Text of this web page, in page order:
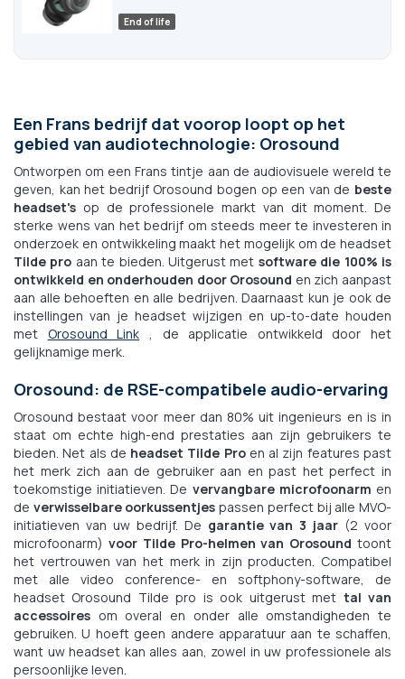
End of life
Een Frans bedrijf dat voorop loopt op het
gebied van audiotechnologie: Orosound
Ontworpen om een Frans tintje aan de audiovisuele wereld te
geven, kan het bedrijf Orosound bogen op een van de beste
headset's op de professionele markt van dit moment. De
sterke wens van het bedrijf om steeds meer te investeren in
onderzoek en ontwikkeling maakt het mogelijk om de headset
Tilde pro aan te bieden. Uitgerust met software die 100% is
ontwikkeld en onderhouden door Orosound en zich aanpast
aan alle behoeften en alle bedrijven. Daarnaast kun je ook de
instellingen van je headset wijzigen en up-to-date houden
met Orosound Link , de applicatie ontwikkeld door het
gelijknamige merk.
Orosound: de RSE-compatibele audio-ervaring
Orosound bestaat voor meer dan 80% uit ingenieurs en is in
staat om echte high-end prestaties aan zijn gebruikers te
bieden. Net als de headset Tilde Proen al zijn features past
het merk zich aan de gebruiker aan en past het perfect in
toekomstige initiatieven. De vervangbare microfoonarm en
de verwisselbare oorkussentjes passen perfect bij alle MVO-
initiatieven van uw bedrijf. De garantie van 3 jaar (2 voor
microfoonarm) voor Tilde Pro-helmen van Orosound toont
het vertrouwen van het merk in zijn producten. Compatibel
met alle video conference- en softphony-software, de
headset Orosound Tilde pro is ook uitgerust met tal van
accessoires om overal en onder alle omstandigheden te
gebruiken. U hoeft geen andere apparatuur aan te schaffen,
want uw headset kan alles aan, zowel in uw professionele als
persoonlijke leven.